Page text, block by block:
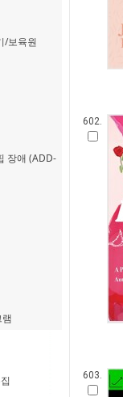
/보육원
장애 (ADD-
602.
603.